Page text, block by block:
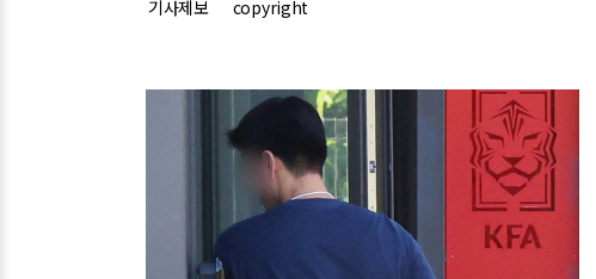
기사제보 copyright
관련기사